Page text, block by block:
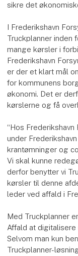
sikre det
I Frederikshavn
Truckplanner inden
mange kørsler i
Frederikshavn
er der et klart mål
for kommunens
økonomi. Det er
kørslerne og få
“Hos
under
krantømninger og
Vi skal kunne
derfor benytter vi
kørsler til denne
leder ved affald i
Med Truckplanner
Affald at
Selvom man kun
Truckplanner-